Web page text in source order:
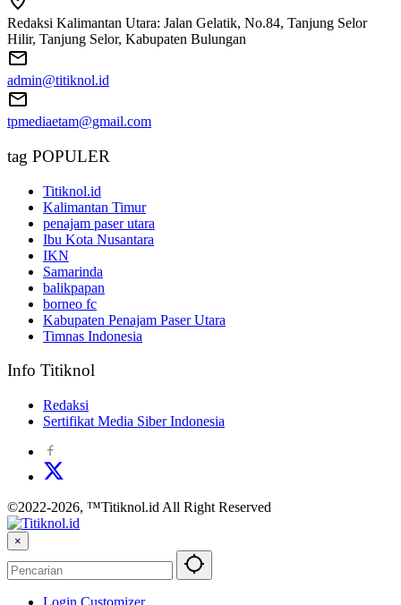
Redaksi Kalimantan Utara: Jalan Gelatik, No.84, Tanjung Selor
Hilir, Tanjung Selor, Kabupaten Bulungan
admin@titiknol.id
tpmediaetam@gmail.com
tag POPULER
Titiknol.id
Kalimantan Timur
penajam paser utara
Ibu Kota Nusantara
IKN
Samarinda
balikpapan
borneo fc
Kabupaten Penajam Paser Utara
Timnas Indonesia
Info Titiknol
Redaksi
Sertifikat Media Siber Indonesia
©2022-2026, ™Titiknol.id All Right Reserved
×
Login Customizer